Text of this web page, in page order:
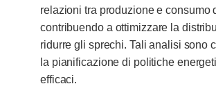
relazioni tra produzione e consumo
contribuendo a ottimizzare la
ridurre gli sprechi. Tali analisi sono
la pianificazione di politiche
efficaci.